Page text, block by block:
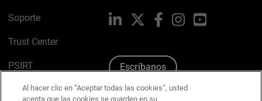
Soporte
Trust Center
PSIRT
Política de cookies
LinkedIn FacebookInstagramYouTube
Escríbanos
Al hacer clic en “Aceptar todas las cookies”, usted
acepta que las cookies se guarden en su